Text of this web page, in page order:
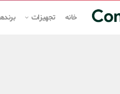
خانه تجهیزات